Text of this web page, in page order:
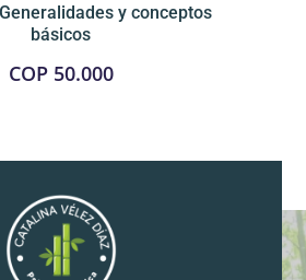
y conceptos
básicos
COP50.000